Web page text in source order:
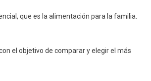
que es la alimentación para la familia.
el objetivo de comparar y elegir el más